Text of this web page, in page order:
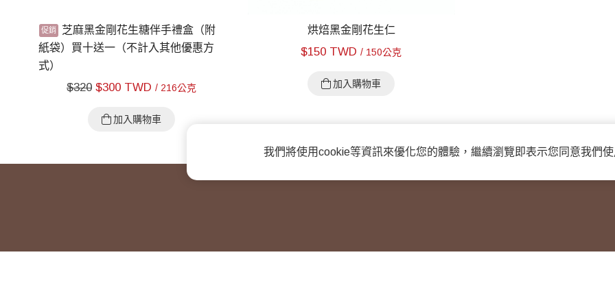
芝麻黑金剛花生糖伴手禮盒（附
紙袋）買十送一（不計入其他優惠方
式）
$320 $300 TWD/ 216公克
加入購物車
烘焙黑金剛花生仁
$150 TWD/ 150公克
加入購物車
我們將使用cookie等資訊來優化您的體驗，繼續瀏覽即表示您同意我們